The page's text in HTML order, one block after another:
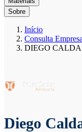
Sobre
Início
Consulta Empresa
DIEGO
Diego